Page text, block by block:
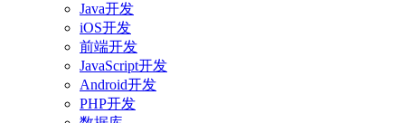
Java开发
iOS开发
前端开发
JavaScript开发
Android开发
PHP开发